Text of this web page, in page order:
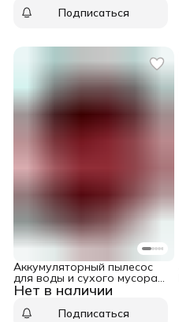
Подписаться
Нет в наличии
Аккумуляторный пылесос
для воды и сухого мусора
Milwaukee M18 FUEL
F2VC23L-0
Подписаться